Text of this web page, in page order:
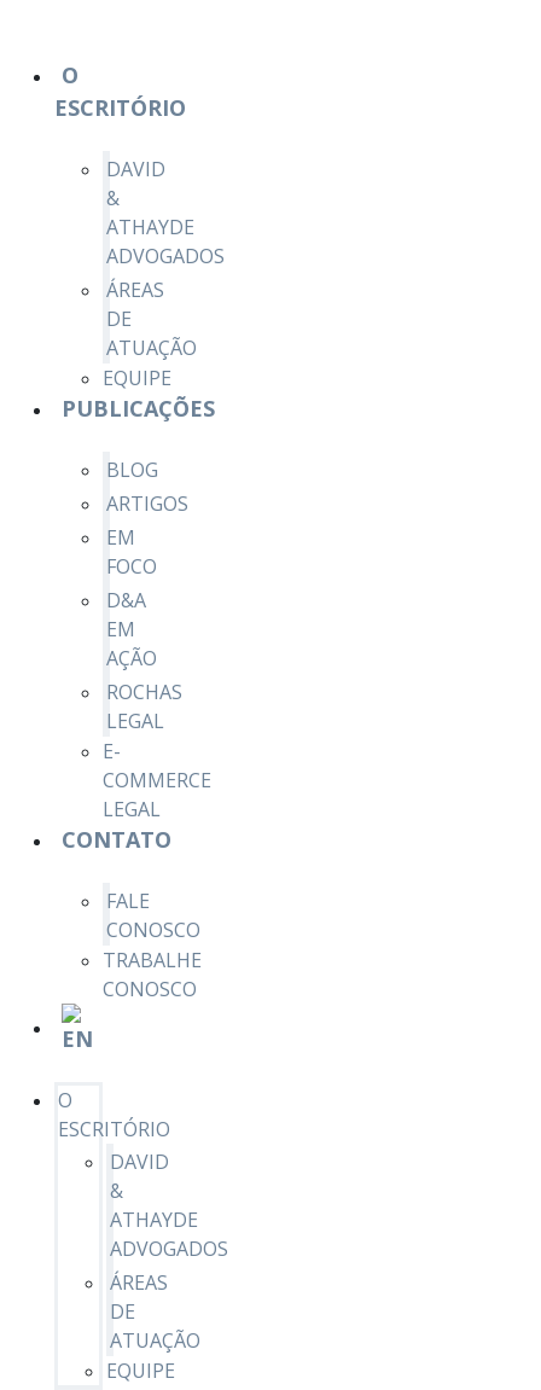
O
ESCRITÓRIO
DAVID
&
ATHAYDE
ADVOGADOS
ÁREAS
DE
ATUAÇÃO
EQUIPE
PUBLICAÇÕES
BLOG
ARTIGOS
EM
FOCO
D&A
EM
AÇÃO
ROCHAS
LEGAL
E-
COMMERCE
LEGAL
CONTATO
FALE
CONOSCO
TRABALHE
CONOSCO
O
ESCRITÓRIO
DAVID
&
ATHAYDE
ADVOGADOS
ÁREAS
DE
ATUAÇÃO
EQUIPE